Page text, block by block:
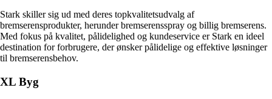
Stark skiller sig ud med deres topkvalitetsudvalg af
bremserensprodukter, herunder bremserensspray og billig bremserens.
Med fokus på kvalitet, pålidelighed og kundeservice er Stark en ideel
destination for forbrugere, der ønsker pålidelige og effektive løsninger
til bremserensbehov.
XL Byg